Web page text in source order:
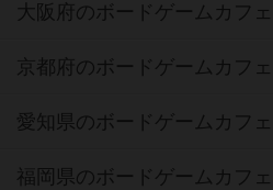
大阪府のボードゲームカフェ
京都府のボードゲームカフェ
愛知県のボードゲームカフェ
福岡県のボードゲームカフェ